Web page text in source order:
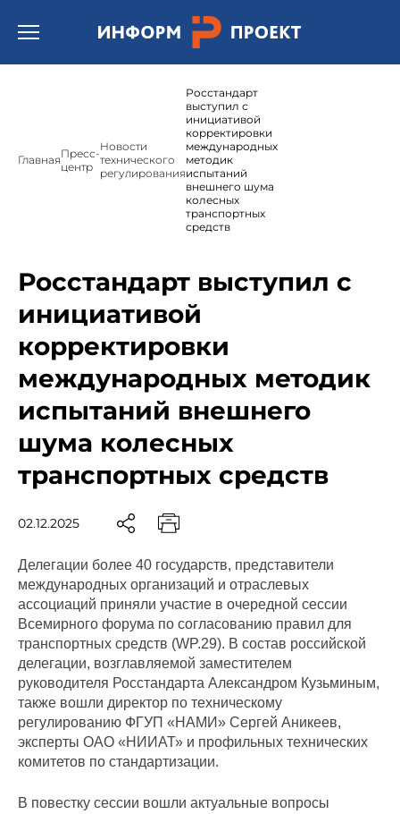
Открыть бургер меню.
ГлавнаяПресс-
центр
Новости
технического
регулирования
Росстандарт
выступил с
инициативой
корректировки
международных
методик
испытаний
внешнего шума
колесных
транспортных
средств
Росстандарт выступил с
инициативой
корректировки
международных методик
испытаний внешнего
шума колесных
транспортных средств
02.12.2025
Делегации более 40 государств, представители
международных организаций и отраслевых
ассоциаций приняли участие в очередной сессии
Всемирного форума по согласованию правил для
транспортных средств (WP.29). В состав российской
делегации, возглавляемой заместителем
руководителя Росстандарта Александром Кузьминым,
также вошли директор по техническому
регулированию ФГУП «НАМИ» Сергей Аникеев,
эксперты ОАО «НИИАТ» и профильных технических
комитетов по стандартизации.
В повестку сессии вошли актуальные вопросы